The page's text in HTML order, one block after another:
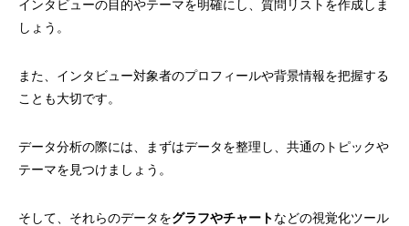
インタビューの目的やテーマを明確にし、質問リストを作成しま
しょう。
また、インタビュー対象者のプロフィールや背景情報を把握する
ことも大切です。
データ分析の際には、まずはデータを整理し、共通のトピックや
テーマを見つけましょう。
そして、それらのデータをグラフやチャート などの視覚化ツール